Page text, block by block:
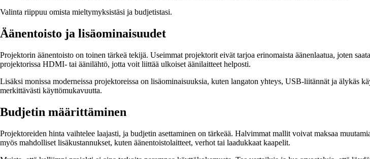
Valinta riippuu omista mieltymyksistäsi ja budjetistasi.
Äänentoisto ja lisäominaisuudet
Projektorin äänentoisto on toinen tärkeä tekijä. Useimmat projektorit eivät tarjoa erinomaista äänenlaatua, joten
projektorissa HDMI- tai äänilähtö, jotta voit liittää ulkoiset äänilaitteet helposti.
Lisäksi monissa moderneissa projektoreissa on lisäominaisuuksia, kuten langaton yhteys, USB-liitännät ja älykäs
merkittävästi käyttömukavuutta.
Budjetin määrittäminen
Projektoreiden hinta vaihtelee laajasti, ja budjetin asettaminen on tärkeää. Halvimmat mallit voivat maksaa
myös mahdolliset lisäkustannukset, kuten äänentoistolaitteet, verhot tai laadukkaat kaapelit.